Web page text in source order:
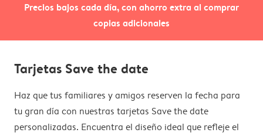
Precios bajos cada día, con ahorro extra al comprar
copias adicionales
Tarjetas Save the date
Haz que tus familiares y amigos reserven la fecha para
tu gran día con nuestras tarjetas Save the date
personalizadas. Encuentra el diseño ideal que refleje el